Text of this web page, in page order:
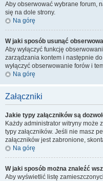
Aby obserwować wybrane forum,
się na dole strony.
Na górę
W jaki sposób usunąć
Aby wyłączyć funkcję
zarządzania kontem i następnie
wyłączyć obserwowanie forów i
Na górę
Załączniki
Jakie typy załączników są
Każdy administrator witryny może
typy załączników. Jeśli nie masz
załączników jest zabronione,
Na górę
W jaki sposób można znaleźć
Aby wyświetlić listę